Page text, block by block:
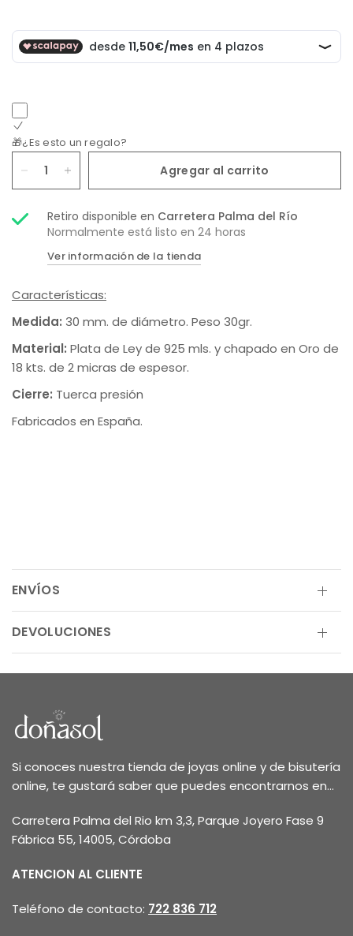
🎁¿Es esto un regalo?
Agregar al carrito
Retiro disponible en Carretera Palma del Río
Normalmente está listo en 24 horas
Ver información de la tienda
Características:
Medida: 30 mm. de diámetro. Peso 30gr.
Material: Plata de Ley de 925 mls. y chapado en Oro de
18 kts. de 2 micras de espesor.
Cierre: Tuerca presión
Fabricados en España.
ENVÍOS
DEVOLUCIONES
Si conoces nuestra tienda de joyas online y de bisutería
online, te gustará saber que puedes encontrarnos en...
Carretera Palma del Rio km 3,3, Parque Joyero Fase 9
Fábrica 55, 14005, Córdoba
ATENCION AL CLIENTE
Teléfono de contacto: 722 836 712